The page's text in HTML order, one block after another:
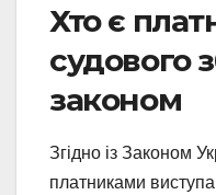
Хто є
судового
законом
Згідно із Законом
платниками